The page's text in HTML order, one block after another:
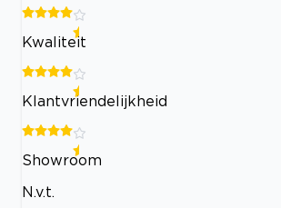
Kwaliteit
Klantvriendelijkheid
Showroom
N.v.t.